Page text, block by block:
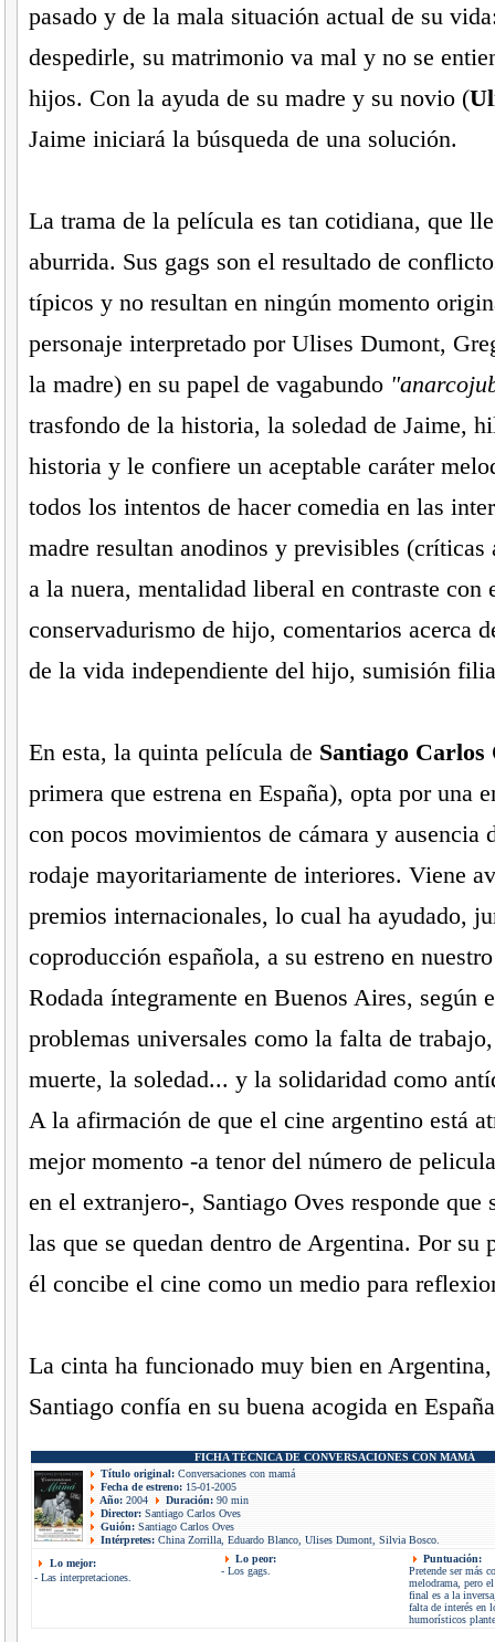
pasado y de la mala situación actual de su
despedirle, su matrimonio va mal y no se
hijos. Con la ayuda de su madre y su novio (
Jaime iniciará la búsqueda de una solución.
La trama de la película es tan cotidiana, que
aburrida. Sus gags son el resultado de
típicos y no resultan en ningún momento
personaje interpretado por Ulises Dumont,
la madre) en su papel de vagabundo
trasfondo de la historia, la soledad de Jaime,
historia y le confiere un aceptable caráter
todos los intentos de hacer comedia en las
madre resultan anodinos y previsibles (críticas
a la nuera, mentalidad liberal en contraste con
conservadurismo de hijo, comentarios acerca
de la vida independiente del hijo, sumisión
En esta, la quinta película de Santiago Carlos
primera que estrena en España), opta por una
con pocos movimientos de cámara y ausencia
rodaje mayoritariamente de interiores. Viene
premios internacionales, lo cual ha ayudado,
coproducción española, a su estreno en
Rodada íntegramente en Buenos Aires, según
problemas universales como la falta de
muerte, la soledad... y la solidaridad como
A la afirmación de que el cine argentino está
mejor momento -a tenor del número de
en el extranjero-, Santiago Oves responde que
las que se quedan dentro de Argentina. Por su
él concibe el cine como un medio para
La cinta ha funcionado muy bien en
Santiago confía en su buena acogida en
FICHA TÉCNICA DE CONVERSACIONES CON MAMÁ
Título original: Conversaciones con mamá
Fecha de estreno: 15-01-2005
Año: 2004 Duración: 90 min
Director: Santiago Carlos Oves
Guión: Santiago Carlos Oves
Intérpretes: China Zorrilla, Eduardo Blanco, Ulises Dumont, Silvia Bosco.
Lo mejor:
- Las interpretaciones.
Lo peor:
- Los gags.
Puntuación:
Pretende ser más
melodrama, pero
final es a la
falta de interés en
humorísticos